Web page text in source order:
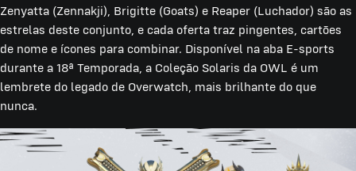
Zenyatta (Zennakji), Brigitte (Goats) e Reaper (Luchador) são as
estrelas deste conjunto, e cada oferta traz pingentes, cartões
de nome e ícones para combinar. Disponível na aba E-sports
durante a 18ª Temporada, a Coleção Solaris da OWL é um
lembrete do legado de Overwatch, mais brilhante do que
nunca.